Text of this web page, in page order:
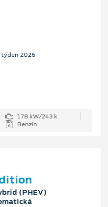
2026
178 kW/243 k
Benzín
(PHEV)